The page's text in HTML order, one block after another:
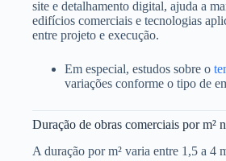
site e detalhamento digital, ajuda a
edifícios comerciais e tecnologias
entre projeto e execução.
Em especial, estudos sobre o
variações conforme o tipo de
Duração de obras comerciais por m²
A duração por m² varia entre 1,5 a 4